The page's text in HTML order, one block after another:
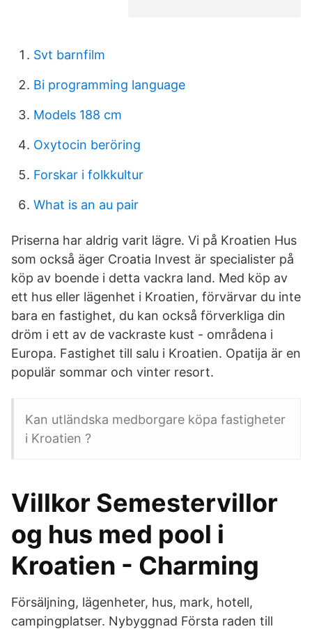
Svt barnfilm
Bi programming language
Models 188 cm
Oxytocin beröring
Forskar i folkkultur
What is an au pair
Priserna har aldrig varit lägre. Vi på Kroatien Hus
som också äger Croatia Invest är specialister på
köp av boende i detta vackra land. Med köp av
ett hus eller lägenhet i Kroatien, förvärvar du inte
bara en fastighet, du kan också förverkliga din
dröm i ett av de vackraste kust - områdena i
Europa. Fastighet till salu i Kroatien. Opatija är en
populär sommar och vinter resort.
Kan utländska medborgare köpa fastigheter
i Kroatien ?
Villkor Semestervillor
og hus med pool i
Kroatien - Charming
Försäljning, lägenheter, hus, mark, hotell,
campingplatser. Nybyggnad Första raden till